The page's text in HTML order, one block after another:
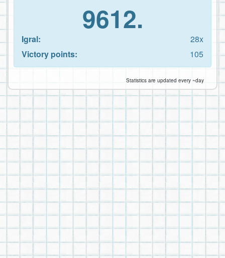
9612.
Igral:
28x
Victory points:
105
Statistics are updated every ~day